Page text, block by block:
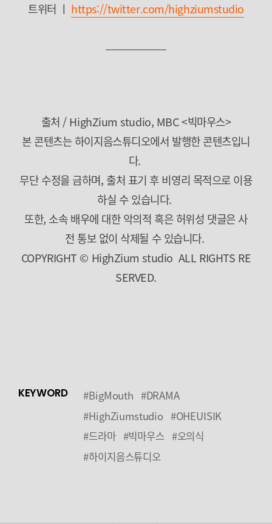
트위터 ㅣ https://twitter.com/highziumstudio
출처 / HighZium studio, MBC <빅마우스>
본 콘텐츠는 하이지음스튜디오에서 발행한 콘텐츠입니
다.
무단 수정을 금하며, 출처 표기 후 비영리 목적으로 이용
하실 수 있습니다.
또한, 소속 배우에 대한 악의적 혹은 허위성 댓글은 사
전 통보 없이 삭제될 수 있습니다.
COPYRIGHT © HighZium studio ALL RIGHTS RE
SERVED.
KEYWORD #BigMouth #DRAMA
#HighZiumstudio #OHEUISIK
#드라마 #빅마우스 #오의식
#하이지음스튜디오